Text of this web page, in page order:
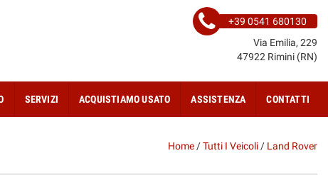
+39 0541 680130
Via Emilia, 229
47922 Rimini (RN)
SERVIZI ACQUISTIAMO USATO ASSISTENZA CONTATTI
Home /Tutti I Veicoli / Land Rover